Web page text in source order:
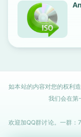
如本站的内容对您的权利
我们会在第
欢迎加QQ群讨论。一群